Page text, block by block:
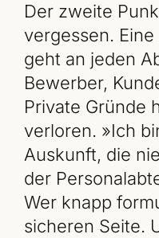
Der zweite
vergessen.
geht an jeden
Bewerber,
Private Gründe
verloren. »Ich
Auskunft, die
der
Wer knapp
sicheren Seite.